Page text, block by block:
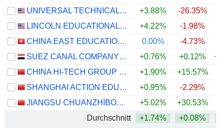
UNIVERSAL TECHNICAL INSTITUTE, INC.
+3.88% -26.35%
LINCOLN EDUCATIONAL SERVICES CORPORATION
+4.22% -1.98%
CHINA EAST EDUCATION HOLDINGS LIMITED
0.00% -4.73%
SUEZ CANAL COMPANY FOR TECHNOLOGY SETTLING (S.A.E)
+0.76% +0.12%
CHINA HI-TECH GROUP CO., LTD.
+1.90% +15.57%
SHANGHAI ACTION EDUCATION TECHNOLOGY CO.,LTD.
+0.95% -2.29%
JIANGSU CHUANZHIBOKE EDUCATION TECHNOLOGY CO., LTD.
+5.02% +30.53%
Durchschnitt
+1.74% +0.08%